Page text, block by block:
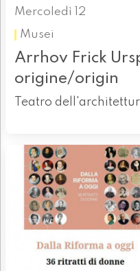
Mercoledì 12
Musei
Arrhov Frick
origine/origin
Teatro